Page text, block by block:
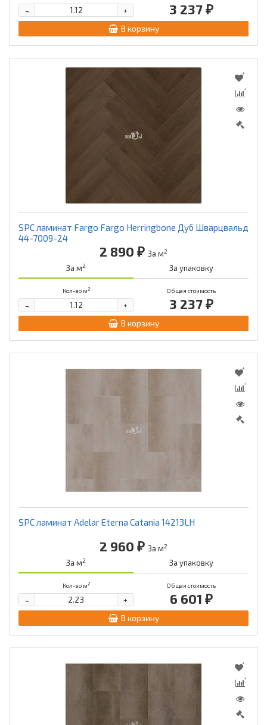
3 237 ₽
+
-
В корзину
SPC ламинат Fargo Fargo Herringbone Дуб Шварцвальд
44-7009-24
2 890 ₽ За м2
За м2 За упаковку
Кол-во м2 Общая стоимость
3 237 ₽
+
-
В корзину
SPC ламинат Adelar Eterna Catania 14213LH
2 960 ₽ За м2
За м2 За упаковку
Кол-во м2 Общая стоимость
6 601 ₽
+
-
В корзину